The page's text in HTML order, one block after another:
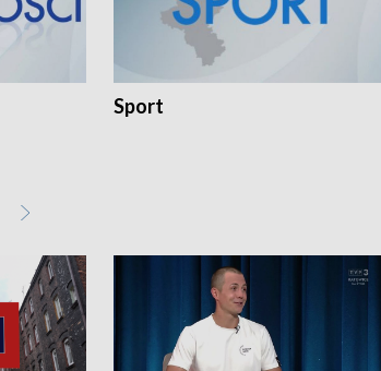
Sport